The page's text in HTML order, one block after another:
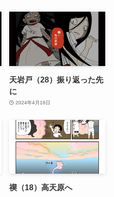
天岩戸（28）振り返った先
に
2024年4月16日
禊（18）高天原へ